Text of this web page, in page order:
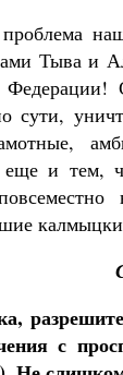
Тыва и
сути,
еще и тем,
разрешите
с